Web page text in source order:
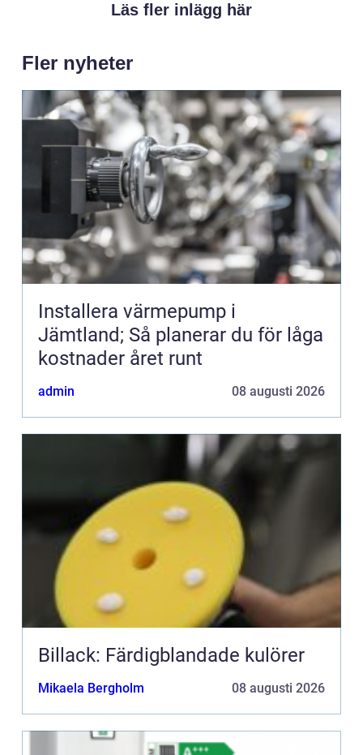
Läs fler inlägg här
Fler nyheter
Installera värmepump i
Jämtland; Så planerar du för låga
kostnader året runt
admin 08 augusti 2026
Billack: Färdigblandade kulörer
Mikaela Bergholm 08 augusti 2026